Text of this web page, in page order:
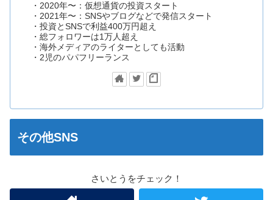
・2020年〜：仮想通貨の投資スタート
・2021年〜：SNSやブログなどで発信スタート
・投資とSNSで利益400万円超え
・総フォロワーは1万人超え
・海外メディアのライターとしても活動
・2児のパパフリーランス
その他SNS
さいとうをチェック！